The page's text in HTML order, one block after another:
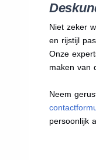
Niet zeker
en rijstijl
Onze
maken van
Neem
persoonlijk